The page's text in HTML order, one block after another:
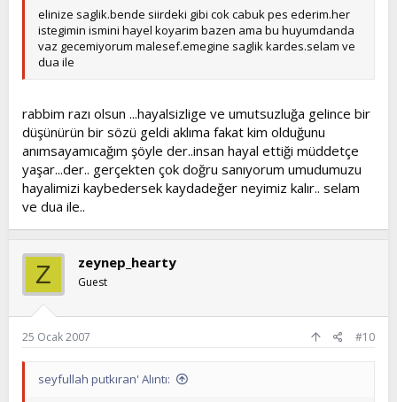
elinize saglik.bende siirdeki gibi cok cabuk pes ederim.her
istegimin ismini hayel koyarim bazen ama bu huyumdanda
vaz gecemiyorum malesef.emegine saglik kardes.selam ve
dua ile
rabbim razı olsun ...hayalsizlige ve umutsuzluğa gelince bir
düşünürün bir sözü geldi aklıma fakat kim olduğunu
anımsayamıcağım şöyle der..insan hayal ettiği müddetçe
yaşar...der.. gerçekten çok doğru sanıyorum umudumuzu
hayalimizi kaybedersek kaydadeğer neyimiz kalır.. selam
ve dua ile..
Z zeynep_hearty
Guest
25 Ocak 2007 #10
seyfullah putkıran' Alıntı: